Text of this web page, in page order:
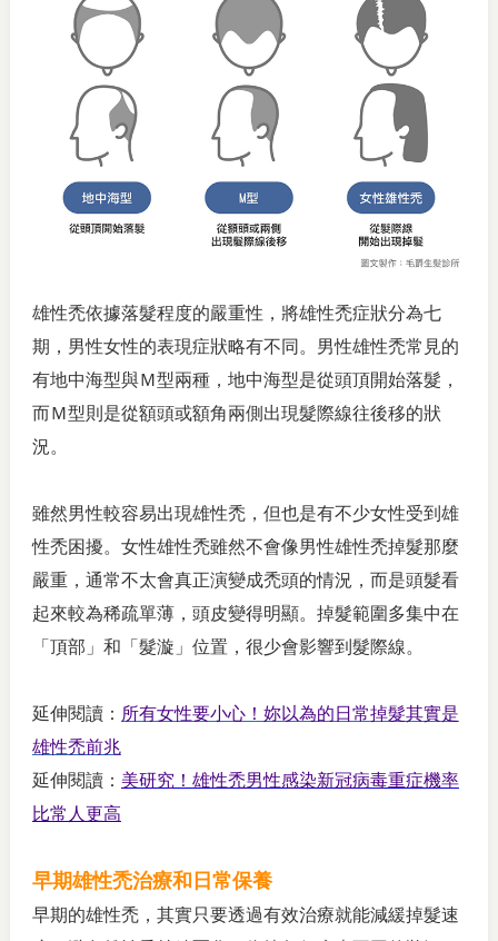
雄性禿依據落髮程度的嚴重性，將雄性禿症狀分為七
期，男性女性的表現症狀略有不同。男性雄性禿常見的
有地中海型與Ｍ型兩種，地中海型是從頭頂開始落髮，
而Ｍ型則是從額頭或額角兩側出現髮際線往後移的狀
況。
雖然男性較容易出現雄性禿，但也是有不少女性受到雄
性禿困擾。女性雄性禿雖然不會像男性雄性禿掉髮那麼
嚴重，通常不太會真正演變成禿頭的情況，而是頭髮看
起來較為稀疏單薄，頭皮變得明顯。掉髮範圍多集中在
「頂部」和「髮漩」位置，很少會影響到髮際線。
延伸閱讀： 所有女性要小心！妳以為的日常掉髮其實是
雄性禿前兆
延伸閱讀： 美研究！雄性禿男性感染新冠病毒重症機率
比常人更高
早期雄性禿治療和日常保養
早期的雄性禿，其實只要透過有效治療就能減緩掉髮速